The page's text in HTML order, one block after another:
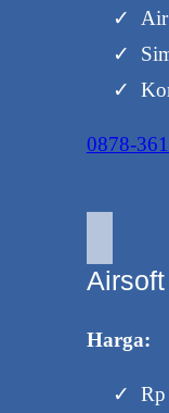
0878-
Harga: